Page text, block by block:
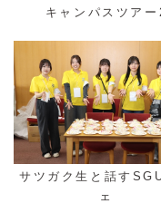
キャンパスツアー
サツガク生と話す
ェ